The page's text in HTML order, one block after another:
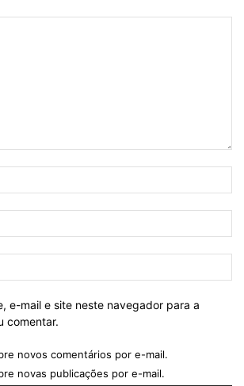
e-mail e site neste navegador para a
comentar.
novos comentários por e-mail.
novas publicações por e-mail.